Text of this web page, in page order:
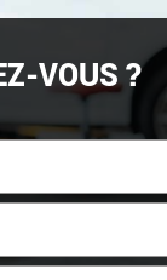
VOUS ?